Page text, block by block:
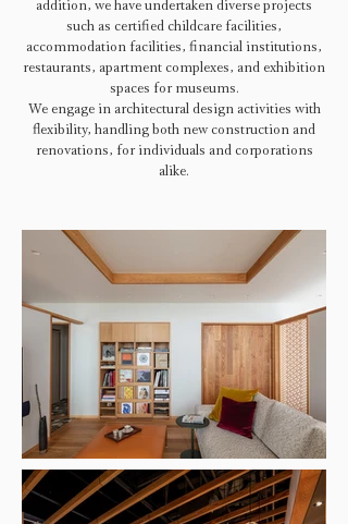
addition, we have undertaken diverse projects
such as certified childcare facilities,
accommodation facilities, financial institutions,
restaurants, apartment complexes, and exhibition
spaces for museums.
We engage in architectural design activities with
flexibility, handling both new construction and
renovations, for individuals and corporations
alike.